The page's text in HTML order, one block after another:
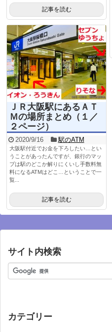
記事を読む
ＪＲ大阪駅にあるＡＴ
Ｍの場所まとめ（１／
２ページ）
2020/9/16 駅のATM
大阪駅付近でお金を下ろしたい…とい
うことがあったんですが、銀行のマッ
プは駅のどこか解りにくいし手数料無
料になるATMはどこ…ということで一
覧...
記事を読む
サイト内検索
カテゴリー